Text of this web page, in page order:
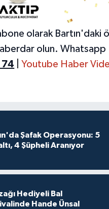
abone olarak Bartın'daki
olun. Whatsapp
74 Youtube Haber
Şafak Operasyonu: 5
4 Şüpheli Aranıyor
Hediyeli Bal
Hande Ünsal